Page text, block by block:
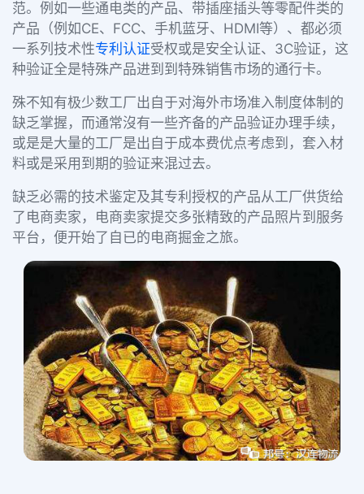
范。例如一些通电类的产品、带插座插头等零配件类的
产品（例如CE、FCC、手机蓝牙、HDMI等）、都必须
一系列技术性专利 认证受权或是安全认证、3C验证，这
种验证全是特殊产品进到到特殊销售市场的通行卡。
殊不知有极少数工厂出自于对海外市场准入制度体制的
缺乏掌握，而通常沒有一些齐备的产品验证办理手续，
或是是大量的工厂是出自于成本费优点考虑到，套入材
料或是采用到期的验证来混过去。
缺乏必需的技术鉴定及其专利授权的产品从工厂供货给
了电商卖家，电商卖家提交多张精致的产品照片到服务
平台，便开始了自已的电商掘金之旅。